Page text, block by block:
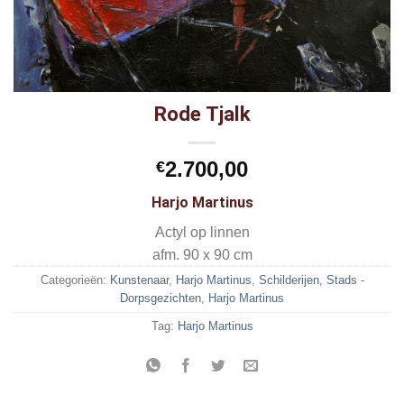
Rode Tjalk
€2.700,00
Harjo Martinus
Actyl op linnen
afm. 90 x 90 cm
Categorieën: Kunstenaar, Harjo Martinus, Schilderijen, Stads -
Dorpsgezichten, Harjo Martinus
Tag: Harjo Martinus